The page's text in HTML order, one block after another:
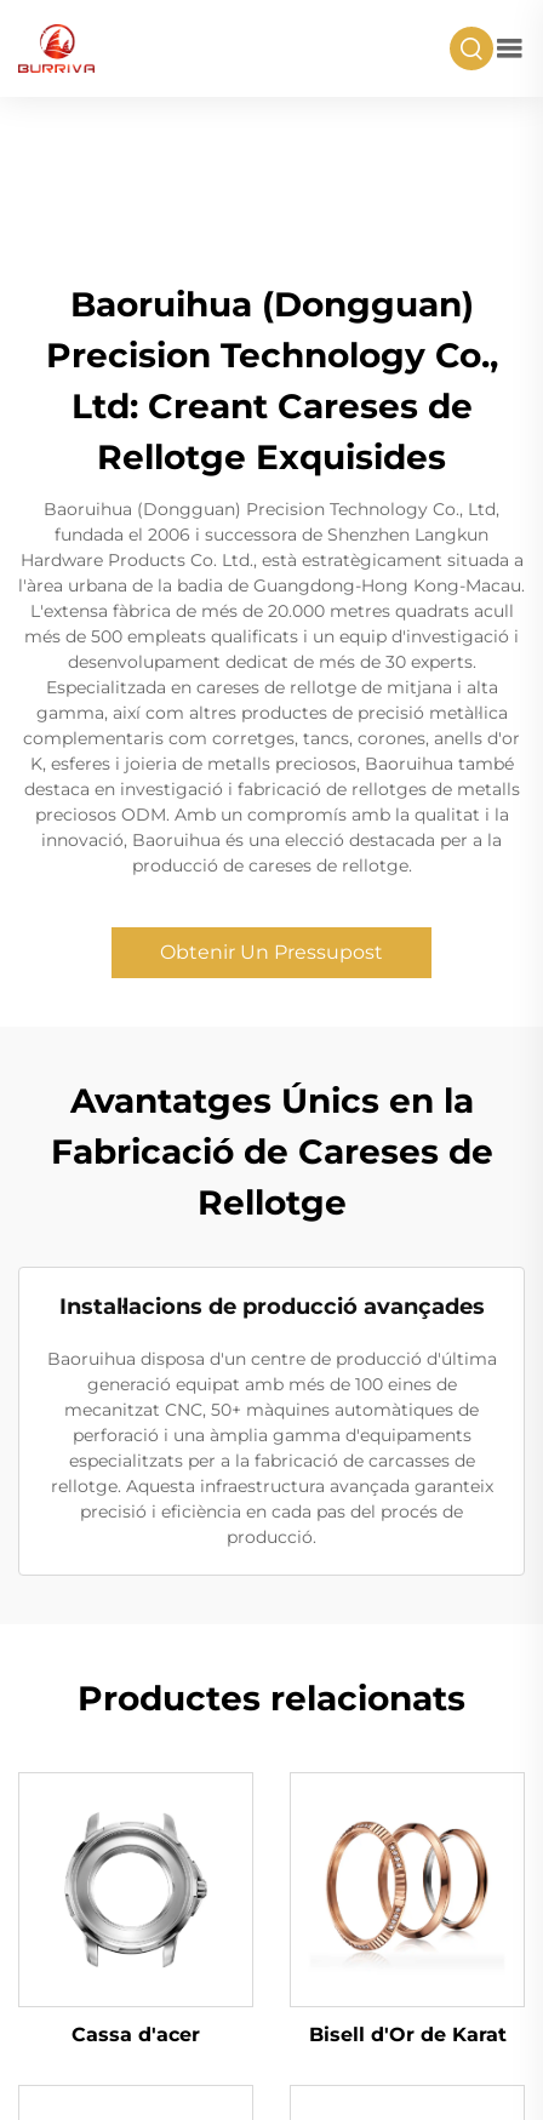
Baoruihua (Dongguan)
Precision Technology Co.,
Ltd: Creant Careses de
Rellotge Exquisides
Baoruihua (Dongguan) Precision Technology Co., Ltd,
fundada el 2006 i successora de Shenzhen Langkun
Hardware Products Co. Ltd., està estratègicament situada a
l'àrea urbana de la badia de Guangdong-Hong Kong-Macau.
L'extensa fàbrica de més de 20.000 metres quadrats acull
més de 500 empleats qualificats i un equip d'investigació i
desenvolupament dedicat de més de 30 experts.
Especialitzada en careses de rellotge de mitjana i alta
gamma, així com altres productes de precisió metàl·lica
complementaris com corretges, tancs, corones, anells d'or
K, esferes i joieria de metalls preciosos, Baoruihua també
destaca en investigació i fabricació de rellotges de metalls
preciosos ODM. Amb un compromís amb la qualitat i la
innovació, Baoruihua és una elecció destacada per a la
producció de careses de rellotge.
Obtenir Un Pressupost
Avantatges Únics en la
Fabricació de Careses de
Rellotge
Instal·lacions de producció avançades
Baoruihua disposa d'un centre de producció d'última
generació equipat amb més de 100 eines de
mecanitzat CNC, 50+ màquines automàtiques de
perforació i una àmplia gamma d'equipaments
especialitzats per a la fabricació de carcasses de
rellotge. Aquesta infraestructura avançada garanteix
precisió i eficiència en cada pas del procés de
producció.
Productes relacionats
Cassa d'acer Bisell d'Or de Karat